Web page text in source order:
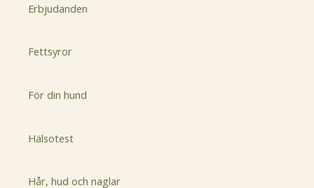
Erbjudanden
Fettsyror
För din hund
Hälsotest
Hår, hud och naglar